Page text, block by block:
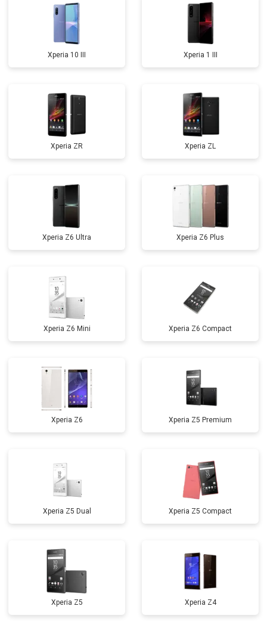
Xperia 10 III Xperia 1 III
Xperia ZR Xperia ZL
Xperia Z6 Ultra Xperia Z6 Plus
Xperia Z6 Mini Xperia Z6 Compact
Xperia Z6 Xperia Z5 Premium
Xperia Z5 Dual Xperia Z5 Compact
Xperia Z5 Xperia Z4